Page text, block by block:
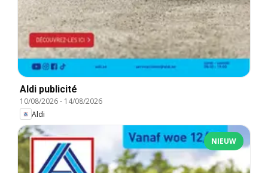
Aldi publicité
10/08/2026- 14/08/2026
Aldi
NIEUW